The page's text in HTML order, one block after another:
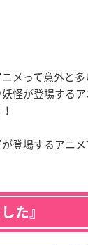
メって意外と多
怪が登場する
登場するアニメ
た』